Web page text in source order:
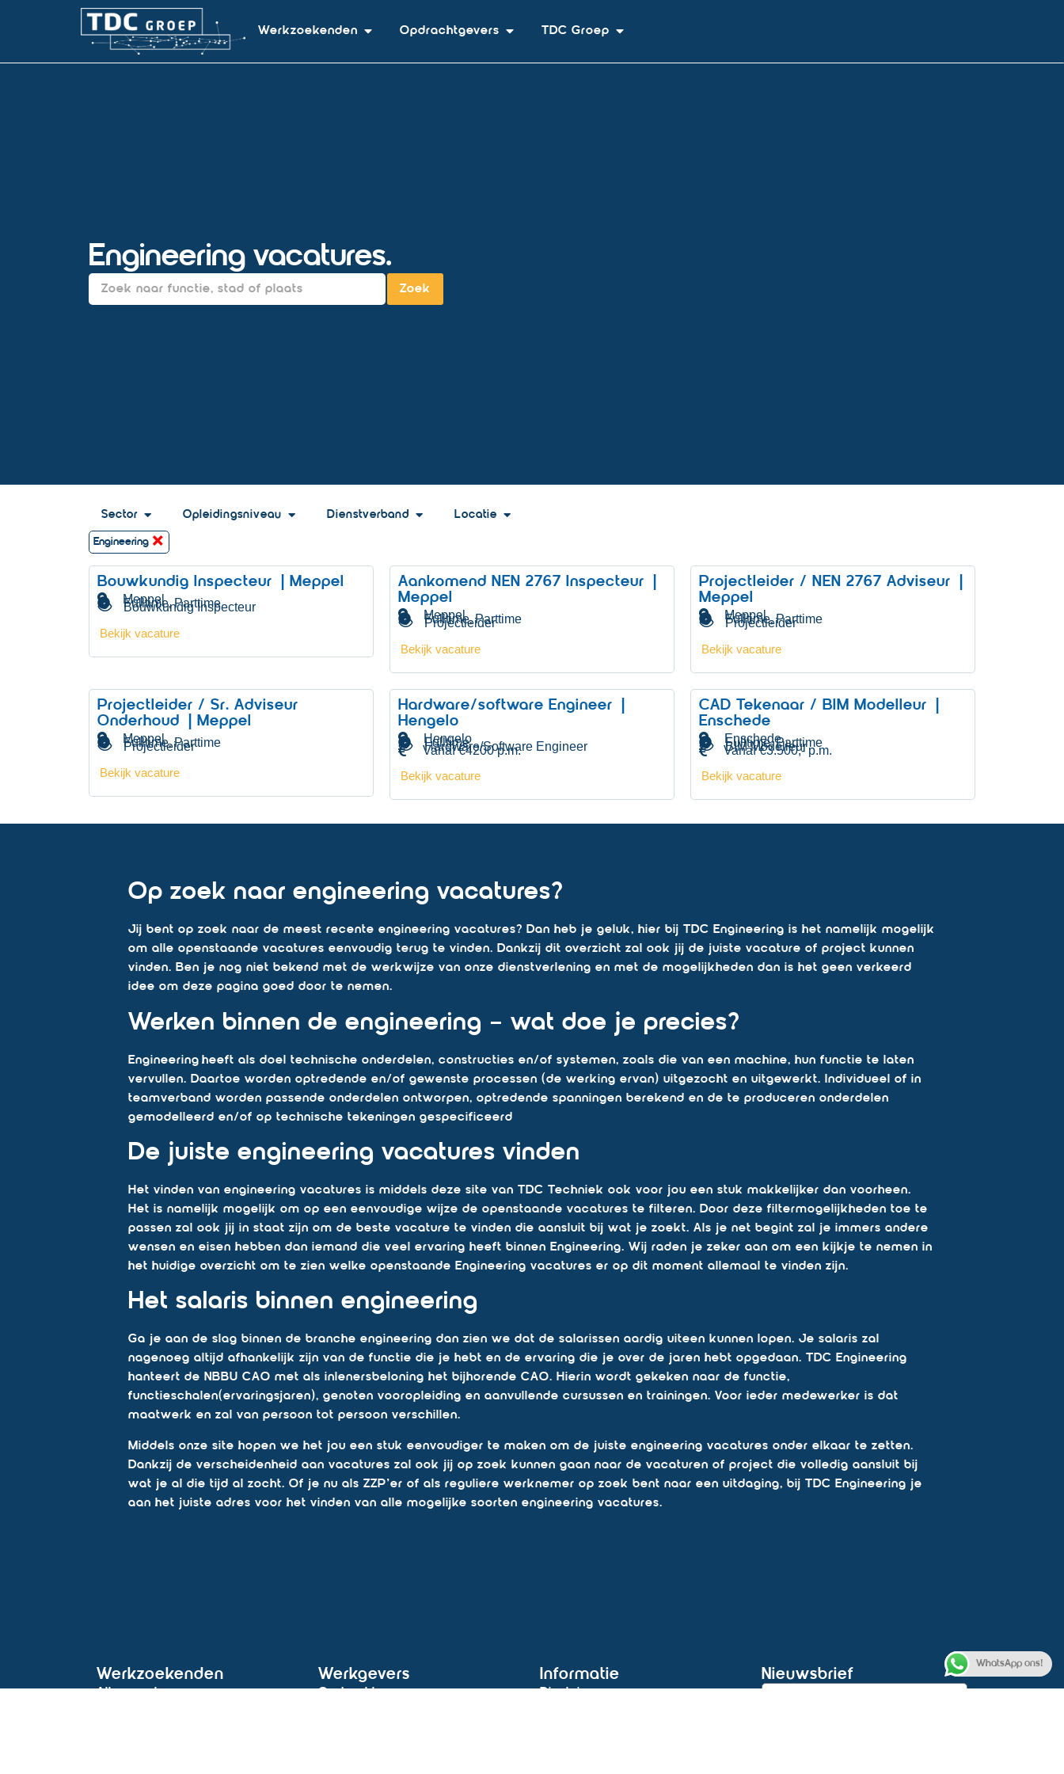
Werkzoekenden Opdrachtgevers TDC Groep
Engineering vacatures.
Zoek
Sector Opleidingsniveau Dienstverband Locatie
Engineering ×
Bouwkundig Inspecteur | Meppel
Meppel
Fulltime, Parttime
Bouwkundig Inspecteur
Bekijk vacature
Aankomend NEN 2767 Inspecteur |
Meppel
Meppel
Fulltime, Parttime
Projectleider
Bekijk vacature
Projectleider / NEN 2767 Adviseur |
Meppel
Meppel
Fulltime, Parttime
Projectleider
Bekijk vacature
Projectleider / Sr. Adviseur
Onderhoud | Meppel
Meppel
Fulltime, Parttime
Projectleider
Bekijk vacature
Hardware/software Engineer |
Hengelo
Hengelo
Fulltime
Hardware/Software Engineer
Vanaf €4200 p.m.
Bekijk vacature
CAD Tekenaar / BIM Modelleur |
Enschede
Enschede
Fulltime, Parttime
BIM Modelleur
Vanaf €3.500,- p.m.
Bekijk vacature
Op zoek naar engineering vacatures?
Jij bent op zoek naar de meest recente engineering vacatures? Dan heb je geluk, hier bij TDC Engineering is het namelijk mogelijk
om alle openstaande vacatures eenvoudig terug te vinden. Dankzij dit overzicht zal ook jij de juiste vacature of project kunnen
vinden. Ben je nog niet bekend met de werkwijze van onze dienstverlening en met de mogelijkheden dan is het geen verkeerd
idee om deze pagina goed door te nemen.
Werken binnen de engineering – wat doe je precies?
Engineering heeft als doel technische onderdelen, constructies en/of systemen, zoals die van een machine, hun functie te laten
vervullen. Daartoe worden optredende en/of gewenste processen (de werking ervan) uitgezocht en uitgewerkt. Individueel of in
teamverband worden passende onderdelen ontworpen, optredende spanningen berekend en de te produceren onderdelen
gemodelleerd en/of op technische tekeningen gespecificeerd
De juiste engineering vacatures vinden
Het vinden van engineering vacatures is middels deze site van TDC Techniek ook voor jou een stuk makkelijker dan voorheen.
Het is namelijk mogelijk om op een eenvoudige wijze de openstaande vacatures te filteren. Door deze filtermogelijkheden toe te
passen zal ook jij in staat zijn om de beste vacature te vinden die aansluit bij wat je zoekt. Als je net begint zal je immers andere
wensen en eisen hebben dan iemand die veel ervaring heeft binnen Engineering. Wij raden je zeker aan om een kijkje te nemen in
het huidige overzicht om te zien welke openstaande Engineering vacatures er op dit moment allemaal te vinden zijn.
Het salaris binnen engineering
Ga je aan de slag binnen de branche engineering dan zien we dat de salarissen aardig uiteen kunnen lopen. Je salaris zal
nagenoeg altijd afhankelijk zijn van de functie die je hebt en de ervaring die je over de jaren hebt opgedaan. TDC Engineering
hanteert de NBBU CAO met als inlenersbeloning het bijhorende CAO. Hierin wordt gekeken naar de functie,
functieschalen(ervaringsjaren), genoten vooropleiding en aanvullende cursussen en trainingen. Voor ieder medewerker is dat
maatwerk en zal van persoon tot persoon verschillen.
Middels onze site hopen we het jou een stuk eenvoudiger te maken om de juiste engineering vacatures onder elkaar te zetten.
Dankzij de verscheidenheid aan vacatures zal ook jij op zoek kunnen gaan naar de vacaturen of project die volledig aansluit bij
wat je al die tijd al zocht. Of je nu als ZZP’er of als reguliere werknemer op zoek bent naar een uitdaging, bij TDC Engineering je
aan het juiste adres voor het vinden van alle mogelijke soorten engineering vacatures.
Werkzoekenden
Alle vacatures
Werkgevers
Opdrachtgevers
Informatie
Disclaimer
Nieuwsbrief
WhatsApp ons!